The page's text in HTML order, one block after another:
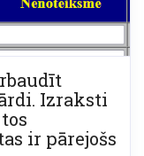
Izraksti
ir pārejošs